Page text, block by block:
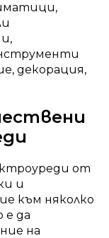
декорация,
от
и
към няколко
е да
на